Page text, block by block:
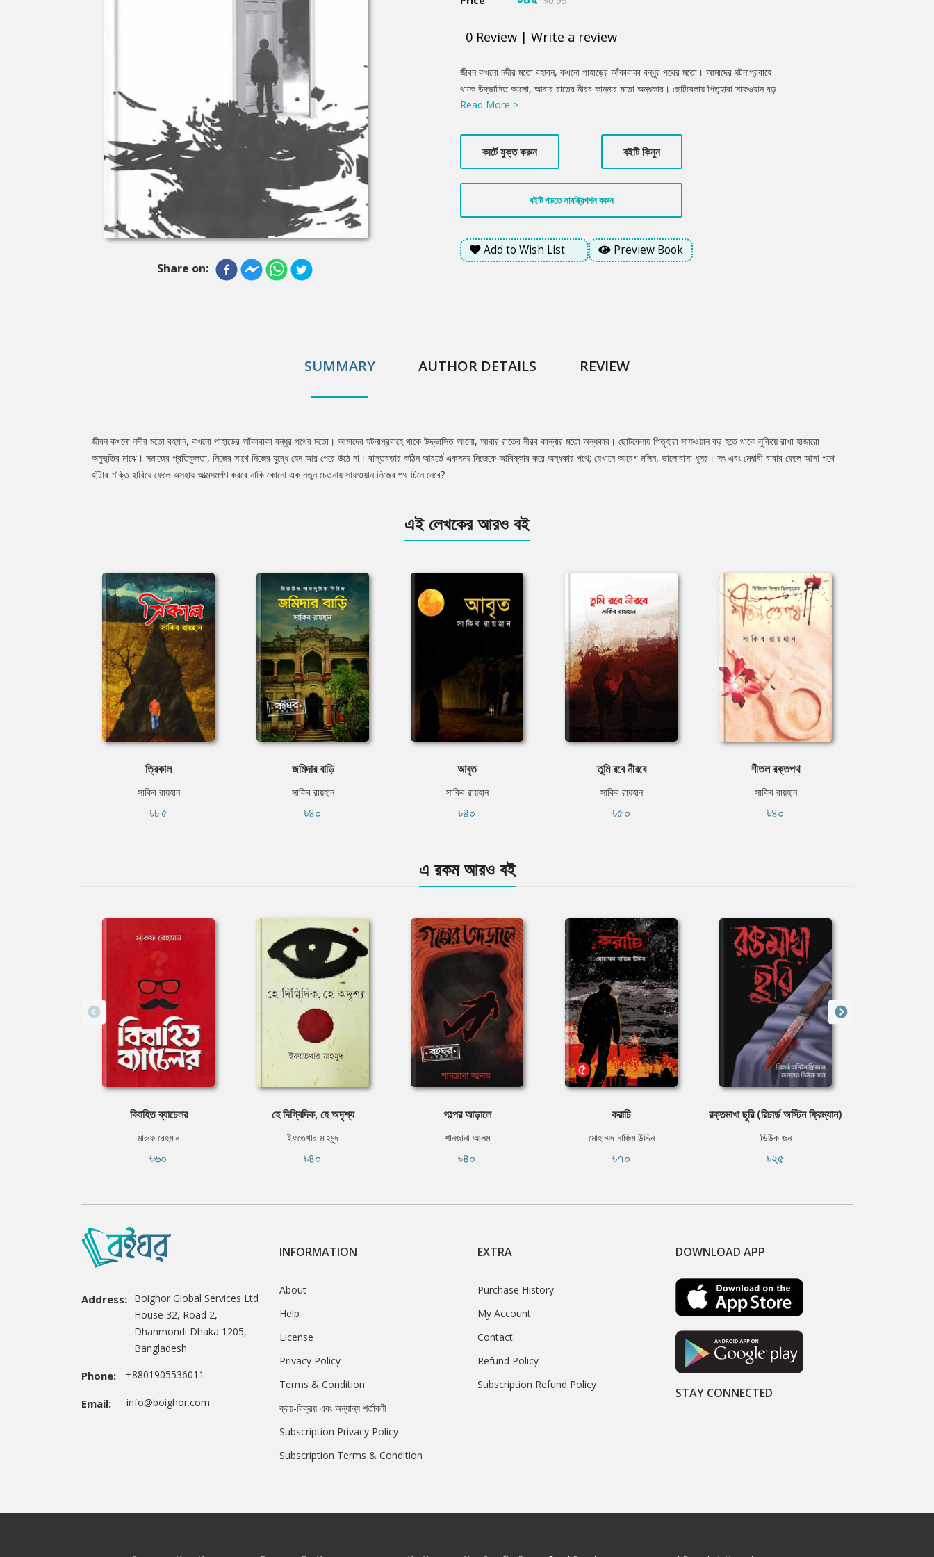
Share on:
0 Review | Write a review
Product
Summery
জীবন কখনো নদীর মতো বহমান, কখনো পাহাড়ের আঁকাবাকা বন্ধুর পথের মতো। আমাদের ঘটনাপ্রবাহে
থাকে উদ্ভাসিত আলো, আবার রাতের নীরব কান্নার মতো অন্ধকার। ছোটবেলায় পিতৃহারা সাফওয়ান বড়
হতে থাকে লুকিয়ে রাখা হাজারো অনুভূতির মাঝে। সমাজের প্রতিকূলতা, নিজের সাথে নিজের যুদ্ধে যেন আর
মলিন, ভালোবাসা ধূসর। সৎ এবং মেধাবী বাবার ফেলে আসা পথে হাঁটার শক্তি হারিয়ে ফেলে অসহায়
আত্মসমর্পণ করবে নাকি কোনো এক নতুন চেতনায় সাফওয়ান নিজের পথ চিনে নেবে?
Read More >
কার্টে যুক্ত করুন বইটি কিনুন
বইটি পড়তে সাবস্ক্রিপশন করুন
Add to Wish List Preview Book
SUMMARY AUTHOR DETAILS REVIEW
Tab
জীবন কখনো নদীর মতো বহমান, কখনো পাহাড়ের আঁকাবাকা বন্ধুর পথের মতো। আমাদের ঘটনাপ্রবাহে থাকে উদ্ভাসিত আলো, আবার রাতের নীরব কান্নার মতো অন্ধকার। ছোটবেলায় পিতৃহারা সাফওয়ান বড় হতে থাকে লুকিয়ে রাখা হাজারো
অনুভূতির মাঝে। সমাজের প্রতিকূলতা, নিজের সাথে নিজের যুদ্ধে যেন আর পেরে উঠে না। বাস্তবতার কঠিন আবর্তে একসময় নিজেকে আবিষ্কার করে অন্ধকার পথে; যেখানে আবেগ মলিন, ভালোবাসা ধূসর। সৎ এবং মেধাবী বাবার ফেলে আসা পথে
হাঁটার শক্তি হারিয়ে ফেলে অসহায় আত্মসমর্পণ করবে নাকি কোনো এক নতুন চেতনায় সাফওয়ান নিজের পথ চিনে নেবে?
এই লেখকের আরও বই
ত্রিকাল
সাকিব রায়হান
৳৮৫
জমিদার বাড়ি
সাকিব রায়হান
৳৪০
আবৃত
সাকিব রায়হান
৳৪০
তুমি রবে নীরবে
সাকিব রায়হান
৳৫০
শীতল রক্তপথ
সাকিব রায়হান
৳৪০
এ রকম আরও বই
বিবাহিত ব্যাচেলর
মারুফ রেহমান
৳৬০
হে দিগ্বিদিক, হে অদৃশ্য
ইফতেখার মাহমুদ
৳৪০
গল্পের আড়ালে
শানজানা আলম
৳৪০
করাচি
মোহাম্মদ নাজিম উদ্দিন
৳৭০
রক্তমাখা ছুরি (রিচার্ড অস্টিন ফ্রিম্যান)
ডিউক জন
৳২৫
Address: Boighor Global Services Ltd
House 32, Road 2,
Dhanmondi Dhaka 1205,
Bangladesh
Phone: +8801905536011
Email: info@boighor.com
INFORMATION
About
Help
License
Privacy Policy
Terms & Condition
ক্রয়-বিক্রয় এবং অন্যান্য শর্তাবলী
Subscription Privacy Policy
Subscription Terms & Condition
EXTRA
Purchase History
My Account
Contact
Refund Policy
Subscription Refund Policy
DOWNLOAD APP
STAY CONNECTED